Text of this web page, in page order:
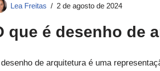
Lea Freitas 2 de agosto de 2024
que é desenho de
de arquitetura é uma